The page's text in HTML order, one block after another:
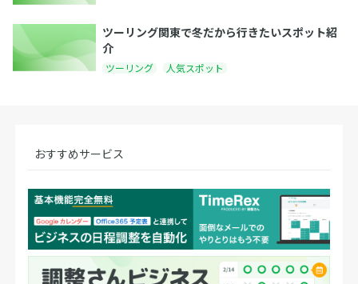
ツーリング関東で冬だから行きたいスポット紹
介
ツーリング 人気スポット
おすすめサービス